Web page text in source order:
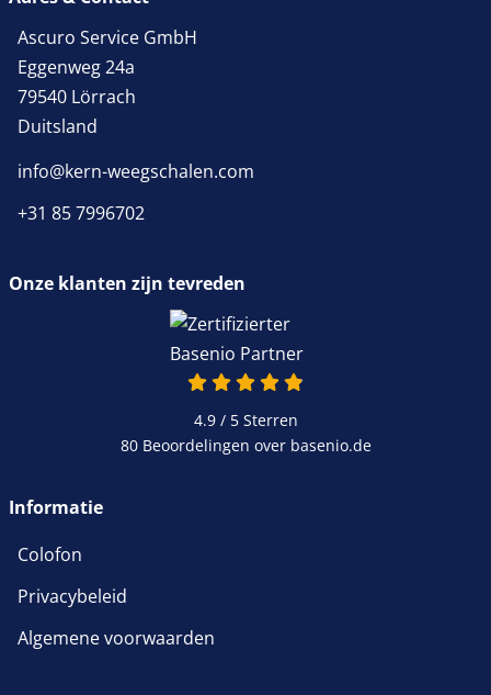
Ascuro Service GmbH
Eggenweg 24a
79540 Lörrach
Duitsland
info@kern-weegschalen.com
+31 85 7996702
Onze klanten zijn tevreden
4.9 van 5
4.9 / 5Sterren
80 Beoordelingen over basenio.de
Informatie
Colofon
Privacybeleid
Algemene voorwaarden